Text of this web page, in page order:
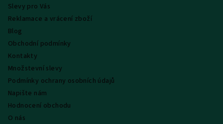
Slevy pro Vás
Reklamace a vrácení zboží
Blog
Obchodní podmínky
Kontakty
Množstevní slevy
Podmínky ochrany osobních údajů
Napište nám
Hodnocení obchodu
O nás